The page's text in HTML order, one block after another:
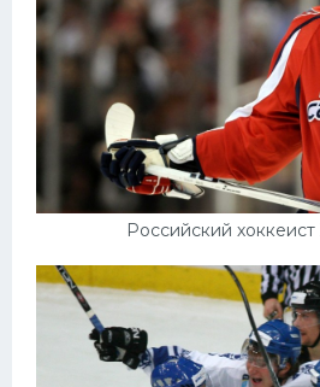
Российский